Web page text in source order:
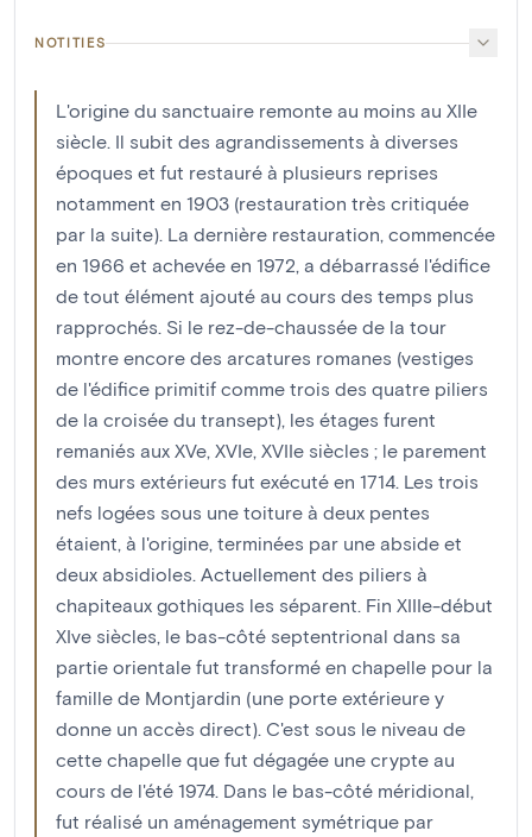
NOTITIES
L'origine du sanctuaire remonte au moins au XIIe
siècle. Il subit des agrandissements à diverses
époques et fut restauré à plusieurs reprises
notamment en 1903 (restauration très critiquée
par la suite). La dernière restauration, commencée
en 1966 et achevée en 1972, a débarrassé l'édifice
de tout élément ajouté au cours des temps plus
rapprochés. Si le rez-de-chaussée de la tour
montre encore des arcatures romanes (vestiges
de l'édifice primitif comme trois des quatre piliers
de la croisée du transept), les étages furent
remaniés aux XVe, XVIe, XVIIe siècles ; le parement
des murs extérieurs fut exécuté en 1714. Les trois
nefs logées sous une toiture à deux pentes
étaient, à l'origine, terminées par une abside et
deux absidioles. Actuellement des piliers à
chapiteaux gothiques les séparent. Fin XIIIe-début
XIve siècles, le bas-côté septentrional dans sa
partie orientale fut transformé en chapelle pour la
famille de Montjardin (une porte extérieure y
donne un accès direct). C'est sous le niveau de
cette chapelle que fut dégagée une crypte au
cours de l'été 1974. Dans le bas-côté méridional,
fut réalisé un aménagement symétrique par